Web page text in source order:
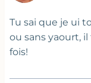
Tu sai que je ui
ou sans yaourt,
fois!